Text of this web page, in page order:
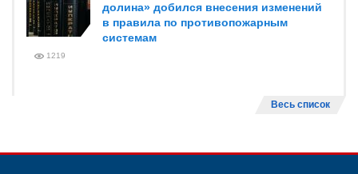
долина» добился внесения изменений
в правила по противопожарным
системам
1219
Весь список